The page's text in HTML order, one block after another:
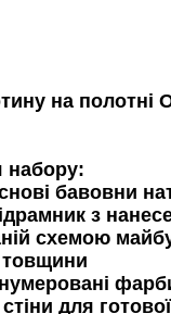
на полотні
набору:
бавовни
з
схемою
товщини
для